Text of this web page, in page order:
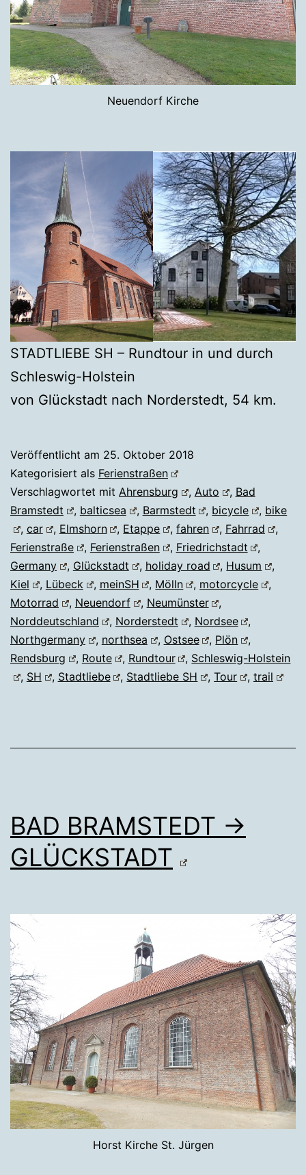
Neuendorf Kirche
STADTLIEBE SH – Rundtour in und durch
Schleswig-Holstein
von Glückstadt nach Norderstedt, 54 km.
Veröffentlicht am 25. Oktober 2018
Kategorisiert als Ferienstraßen
Verschlagwortet mit Ahrensburg , Auto , Bad
Bramstedt
, balticsea , Barmstedt , bicycle , bike
, car , Elmshorn , Etappe ,fahren , Fahrrad
,
Ferienstraße
, Ferienstraßen , Friedrichstadt
,
Germany
, Glückstadt , holiday road , Husum
,
Kiel
, Lübeck , meinSH , Mölln , motorcycle
,
Motorrad
, Neuendorf , Neumünster
,
Norddeutschland
, Norderstedt , Nordsee
,
Northgermany
, northsea , Ostsee , Plön
,
Rendsburg
, Route , Rundtour , Schleswig-Holstein
, SH , Stadtliebe , Stadtliebe SH ,Tour , trail
BAD BRAMSTEDT →
GLÜCKSTADT
Horst Kirche St. Jürgen